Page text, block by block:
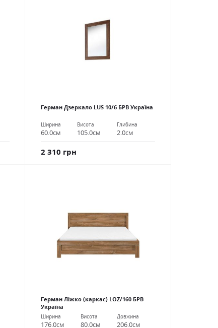
Герман Дзеркало LUS 10/6 БРВ Україна
Ширина
60.0см
Висота
105.0см
Глибина
2.0см
2 310 грн
Герман Ліжко (каркас) LOZ/160 БРВ
Україна
Ширина
176.0см
Висота
80.0см
Довжина
206.0см